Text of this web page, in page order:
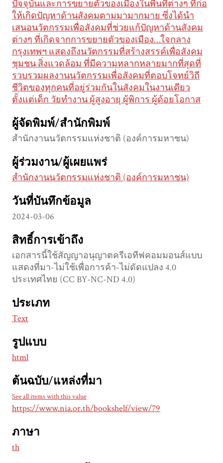
ปัจจุบันและการขยายตัวของเมืองในพื้นที่ต่างๆ ที่ก่อ
ให้เกิดปัญหาด้านสังคมตามมามากมาย ซึ่งได้นำ
เสนอนวัตกรรมเพื่อสังคมที่ช่วยแก้ปัญหาด้านสังคม
ต่างๆ ที่เกิดจากการขยายตัวของเมือง…ใจกลาง
กรุงเทพฯ แสดงถึงนวัตกรรมที่สร้างสรรค์เพื่อสังคม
ชุมชน สิ่งแวดล้อม ที่มีความหลากหลายมากที่สุดที่
รวบรวมผลงานนวัตกรรมเพื่อสังคมที่ตอบโจทย์วิถี
ชีวิตของทุกคนที่อยู่ร่วมกันในสังคมในงานเดียว
ตั้งแต่เด็ก วัยทำงาน ผู้สูงอายุ ผู้พิการ ผู้ด้อยโอกาส
ผู้จัดพิมพ์/สำนักพิมพ์
สำนักงานนวัตกรรมแห่งชาติ (องค์การมหาชน)
ผู้ร่วมงาน/ผู้เผยแพร่
สำนักงานนวัตกรรมแห่งชาติ (องค์การมหาชน)
วันที่บันทึกข้อมูล
2024-03-06
สิทธิ์การเข้าถึง
เอกสารนี้ใช้สัญญาอนุญาตครีเอทีฟคอมมอนส์แบบ
แสดงที่มา-ไม่ใช้เพื่อการค้า-ไม่ดัดแปลง 4.0
ประเทศไทย (CC BY-NC-ND 4.0)
ประเภท
Text
รูปแบบ
html
ต้นฉบับ/แหล่งที่มา
See all items with this value
https://www.nia.or.th/bookshelf/view/79
ภาษา
th